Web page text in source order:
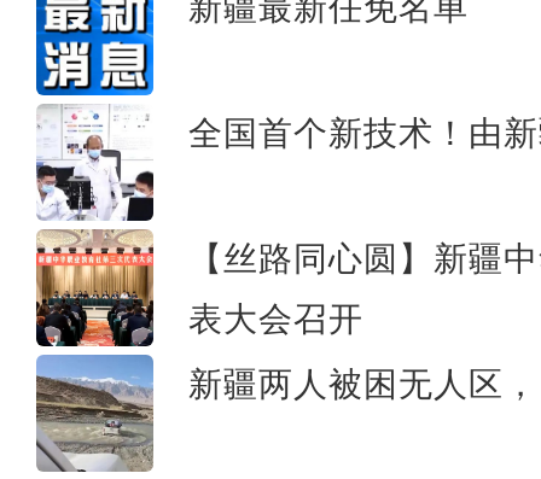
全国首个新技术！由
【丝路同心圆】新疆
表大会召开
新疆两人被困无人区